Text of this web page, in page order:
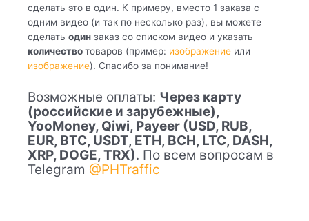
сделать это в один. К примеру, вместо 1 заказа с
одним видео (и так по несколько раз), вы можете
сделать один заказ со списком видео и указать
количествотоваров (пример: изображение или
изображение). Спасибо за понимание!
Возможные оплаты: Через карту
(российские и зарубежные),
YooMoney, Qiwi, Payeer (USD, RUB,
EUR, BTC, USDT, ETH, BCH, LTC, DASH,
XRP, DOGE, TRX). По всем вопросам в
Telegram @PHTraffic